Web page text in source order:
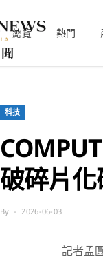
總覽 熱門
科技
破碎片
By 2026-06-03
記者孟